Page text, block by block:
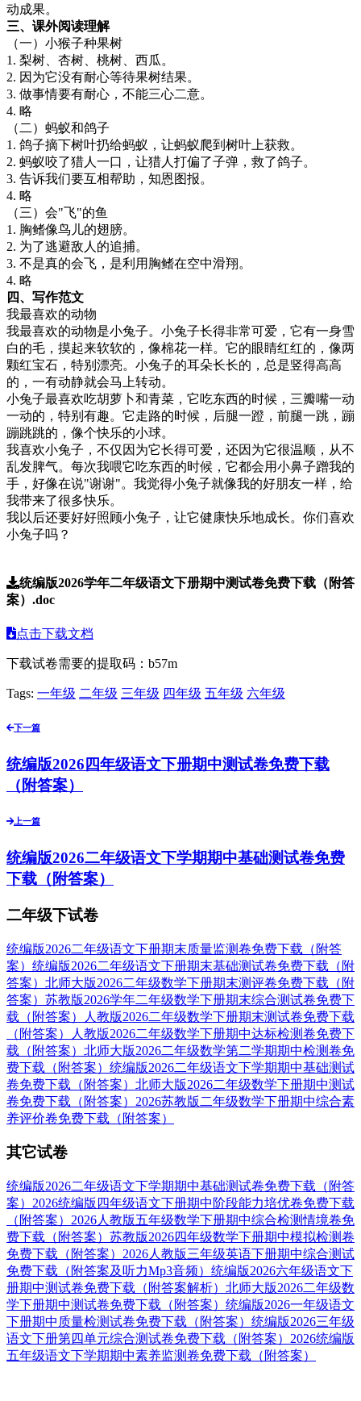
动成果。
三、课外阅读理解
（一）小猴子种果树
1. 梨树、杏树、桃树、西瓜。
2. 因为它没有耐心等待果树结果。
3. 做事情要有耐心，不能三心二意。
4. 略
（二）蚂蚁和鸽子
1. 鸽子摘下树叶扔给蚂蚁，让蚂蚁爬到树叶上获救。
2. 蚂蚁咬了猎人一口，让猎人打偏了子弹，救了鸽子。
3. 告诉我们要互相帮助，知恩图报。
4. 略
（三）会"飞"的鱼
1. 胸鳍像鸟儿的翅膀。
2. 为了逃避敌人的追捕。
3. 不是真的会飞，是利用胸鳍在空中滑翔。
4. 略
四、写作范文
我最喜欢的动物
我最喜欢的动物是小兔子。小兔子长得非常可爱，它有一身雪
白的毛，摸起来软软的，像棉花一样。它的眼睛红红的，像两
颗红宝石，特别漂亮。小兔子的耳朵长长的，总是竖得高高
的，一有动静就会马上转动。
小兔子最喜欢吃胡萝卜和青菜，它吃东西的时候，三瓣嘴一动
一动的，特别有趣。它走路的时候，后腿一蹬，前腿一跳，蹦
蹦跳跳的，像个快乐的小球。
我喜欢小兔子，不仅因为它长得可爱，还因为它很温顺，从不
乱发脾气。每次我喂它吃东西的时候，它都会用小鼻子蹭我的
手，好像在说"谢谢"。我觉得小兔子就像我的好朋友一样，给
我带来了很多快乐。
我以后还要好好照顾小兔子，让它健康快乐地成长。你们喜欢
小兔子吗？
统编版2026学年二年级语文下册期中测试卷免费下载（附答
案）.doc
点击下载文档
下载试卷需要的提取码： b57m
Tags: 一年级 二年级 三年级 四年级 五年级 六年级
下一篇
统编版2026四年级语文下册期中测试卷免费下载
（附答案）
上一篇
统编版2026二年级语文下学期期中基础测试卷免费
下载（附答案）
二年级下试卷
统编版2026二年级语文下册期末质量监测卷免费下载（附答
案） 统编版2026二年级语文下册期末基础测试卷免费下载（附
答案） 北师大版2026二年级数学下册期末测评卷免费下载（附
答案） 苏教版2026学年二年级数学下册期末综合测试卷免费下
载（附答案）
人教版2026二年级数学下册期末测试卷免费下载
（附答案）
人教版2026二年级数学下册期中达标检测卷免费下
载（附答案） 北师大版2026二年级数学第二学期期中检测卷免
费下载（附答案） 统编版2026二年级语文下学期期中基础测试
卷免费下载（附答案） 北师大版2026二年级数学下册期中测试
卷免费下载（附答案） 2026苏教版二年级数学下册期中综合素
养评价卷免费下载（附答案）
其它试卷
统编版2026二年级语文下学期期中基础测试卷免费下载（附答
案） 2026统编版四年级语文下册期中阶段能力培优卷免费下载
（附答案） 2026人教版五年级数学下册期中综合检测情境卷免
费下载（附答案） 苏教版2026四年级数学下册期中模拟检测卷
免费下载（附答案） 2026人教版三年级英语下册期中综合测试
免费下载（附答案及听力Mp3音频） 统编版2026六年级语文下
册期中测试卷免费下载（附答案解析） 北师大版2026二年级数
学下册期中测试卷免费下载（附答案） 统编版2026一年级语文
下册期中质量检测试卷免费下载（附答案） 统编版2026三年级
语文下册第四单元综合测试卷免费下载（附答案） 2026统编版
五年级语文下学期期中素养监测卷免费下载（附答案）